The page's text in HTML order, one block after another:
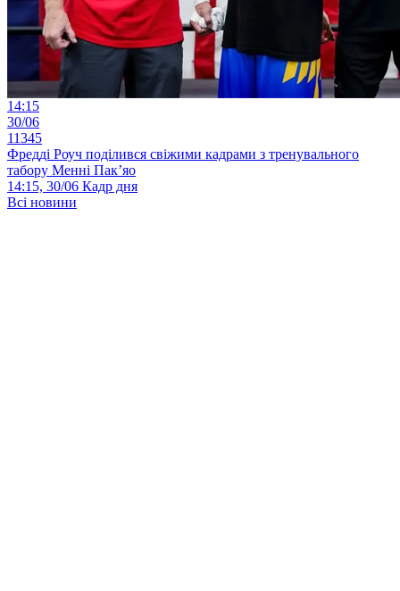
14:15
30/06
11345
Фредді Роуч поділився свіжими кадрами з тренувального
табору Менні Пак’яо
14:15, 30/06 Кадр дня
Всі новини